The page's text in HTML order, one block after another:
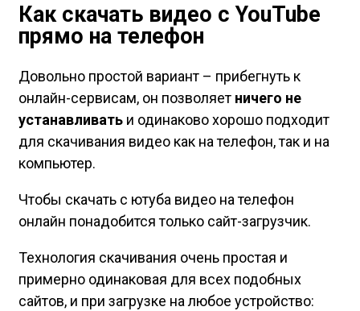
Как скачать видео с YouTube
прямо на телефон
Довольно простой вариант – прибегнуть к
онлайн-сервисам, он позволяет ничего не
устанавливать и одинаково хорошо подходит
для скачивания видео как на телефон, так и на
компьютер.
Чтобы скачать с ютуба видео на телефон
онлайн понадобится только сайт-загрузчик.
Технология скачивания очень простая и
примерно одинаковая для всех подобных
сайтов, и при загрузке на любое устройство: